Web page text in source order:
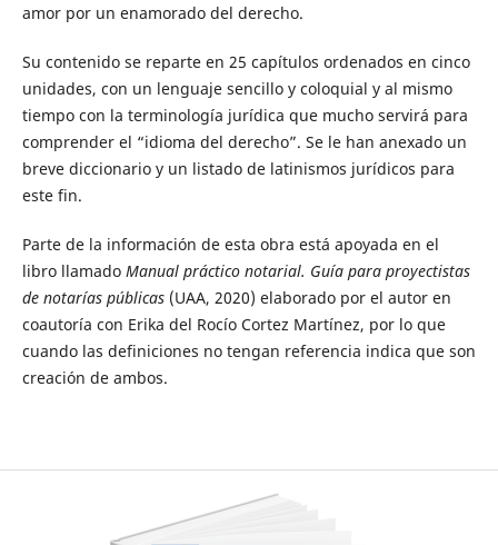
amor por un enamorado del derecho.
Su contenido se reparte en 25 capítulos ordenados en cinco
unidades, con un lenguaje sencillo y coloquial y al mismo
tiempo con la terminología jurídica que mucho servirá para
comprender el “idioma del derecho”. Se le han anexado un
breve diccionario y un listado de latinismos jurídicos para
este fin.
Parte de la información de esta obra está apoyada en el
libro llamado Manual práctico notarial. Guía para proyectistas
de notarías públicas(UAA, 2020) elaborado por el autor en
coautoría con Erika del Rocío Cortez Martínez, por lo que
cuando las definiciones no tengan referencia indica que son
creación de ambos.